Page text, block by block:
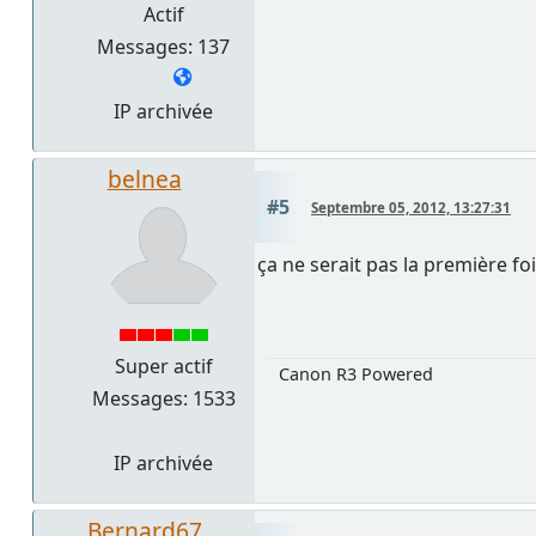
Actif
Messages: 137
IP archivée
belnea
Super actif
Messages: 1533
IP archivée
#5 Septembre 05, 2012, 13:27:31
ça ne serait pas la première
Canon R3 Powered